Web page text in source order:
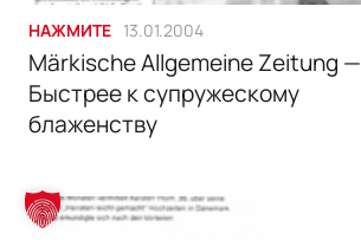
НАЖМИТЕ 13.01.2004
Märkische Allgemeine Zeitung —
Быстрее к супружескому
блаженству